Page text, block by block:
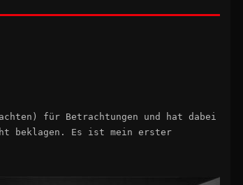
für Betrachtungen und hat dabei
beklagen. Es ist mein erster